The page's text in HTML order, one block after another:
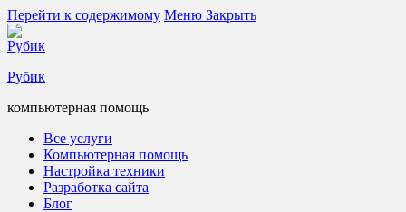
Перейти к содержимому Меню Закрыть
Рубик
компьютерная помощь
Все услуги
Компьютерная помощь
Настройка техники
Разработка сайта
Блог